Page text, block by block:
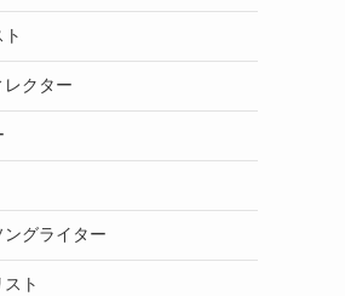
レクター
ングライター
ト